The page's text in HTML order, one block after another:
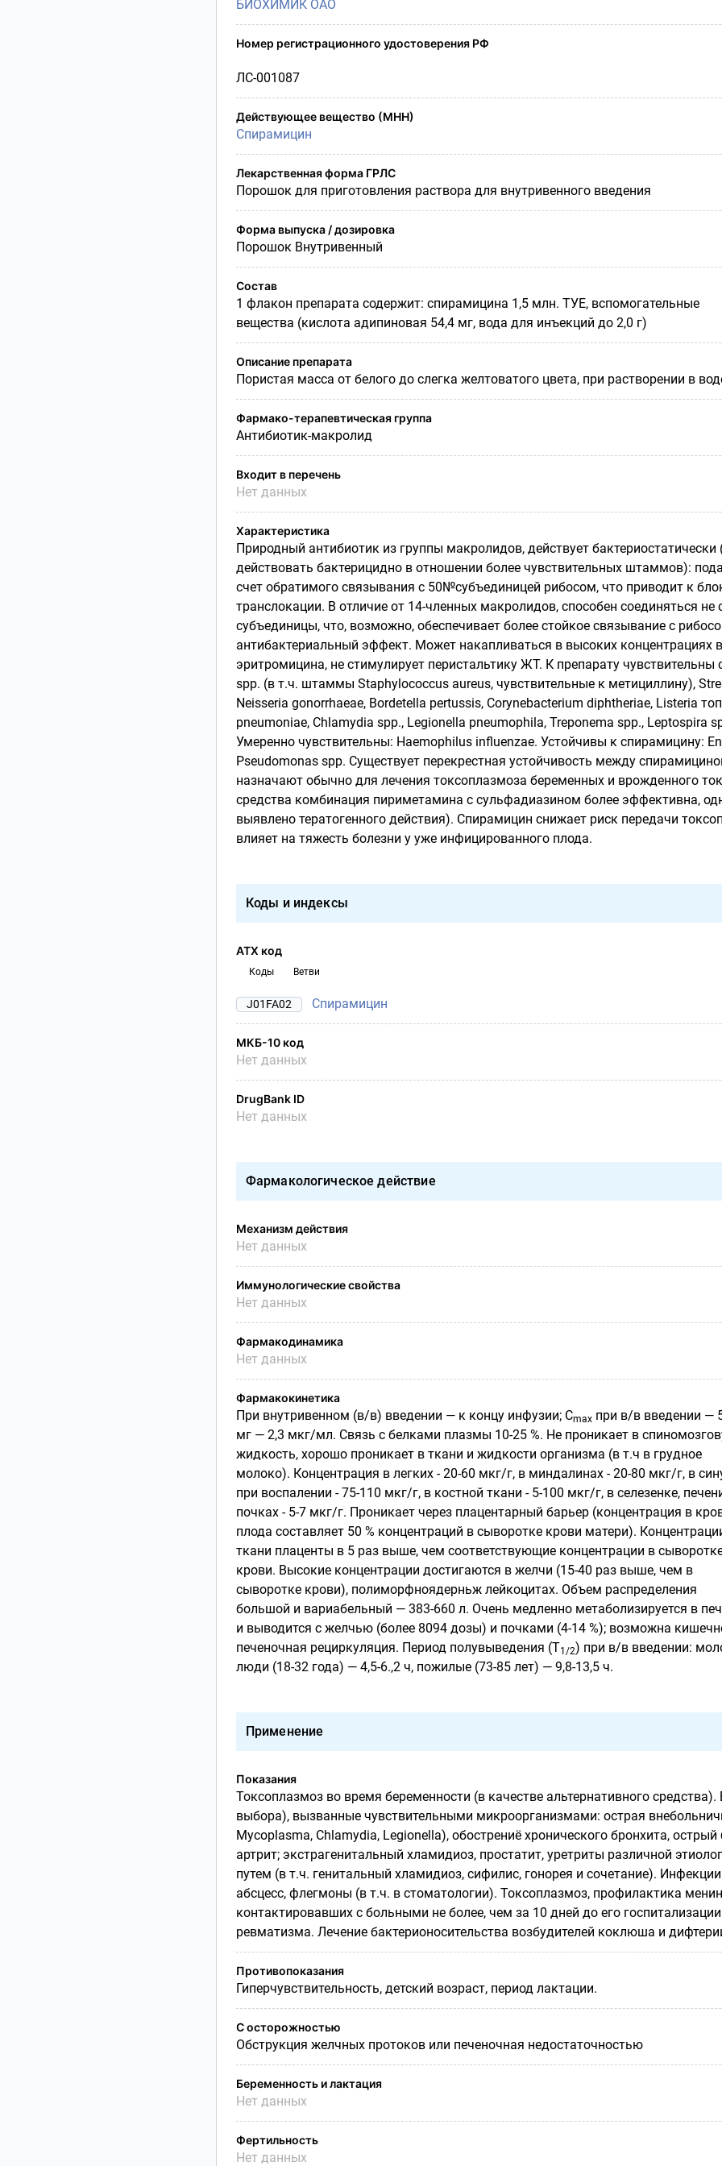
БИОХИМИК ОАО
Номер регистрационного удостоверения РФ
ЛС-001087
Действующее вещество (МНН)
Спирамицин
Лекарственная форма ГРЛС
Порошок для приготовления раствора для внутривенного введения
Форма выпуска / дозировка
Порошок Внутривенный
Состав
1 флакон препарата содержит: спирамицина 1,5 млн. ТУЕ, вспомогательные
вещества (кислота адипиновая 54,4 мг, вода для инъекций до 2,0 г)
Описание препарата
Пористая масса от белого до слегка желтоватого цвета, при растворении в
Фармако-терапевтическая группа
Антибиотик-макролид
Входит в перечень
Нет данных
Характеристика
Природный антибиотик из группы макролидов, действует
действовать бактерицидно в отношении более чувствительных штаммов):
счет обратимого связывания с 50№субъединицей рибосом, что приводит к
транслокации. В отличие от 14-членных макролидов, способен соединяться
субъединицы, что, возможно, обеспечивает более стойкое связывание с
антибактериальный эффект. Может накапливаться в высоких концентрациях
эритромицина, не стимулирует перистальтику ЖТ. К препарату
spp. (в т.ч. штаммы Staphylococcus aureus, чувствительные к метициллину),
Neisseria gonorrhaeae, Bordetella pertussis, Corynebacterium diphtheriae, Listeria
pneumoniae, Chlamydia spp., Legionella pneumophila, Treponema spp., Leptospira
Умеренно чувствительны: Haemophilus influenzae. Устойчивы к спирамицину:
Pseudomonas spp. Существует перекрестная устойчивость между
назначают обычно для лечения токсоплазмоза беременных и врожденного
средства комбинация пириметамина с сульфадиазином более эффективна,
выявлено тератогенного действия). Спирамицин снижает риск передачи
влияет на тяжесть болезни у уже инфицированного плода.
Коды и индексы
АТХ код
Коды Ветви
J01FA02 Спирамицин
МКБ-10 код
Нет данных
DrugBank ID
Нет данных
Фармакологическое действие
Механизм действия
Нет данных
Иммунологические свойства
Нет данных
Фармакодинамика
Нет данных
Фармакокинетика
При внутривенном (в/в) введении — к концу инфузии; Сmахпри в/в введении —
мг — 2,3 мкг/мл. Связь с белками плазмы 10-25 %. Не проникает в
жидкость, хорошо проникает в ткани и жидкости организма (в т.ч в грудное
молоко). Концентрация в легких - 20-60 мкг/г, в миндалинах - 20-80 мкг/г, в
при воспалении - 75-110 мкг/г, в костной ткани - 5-100 мкг/г, в селезенке,
почках - 5-7 мкг/г. Проникает через плацентарный барьер (концентрация в
плода составляет 50 % концентраций в сыворотке крови матери).
ткани плаценты в 5 раз выше, чем соответствующие концентрации в
крови. Высокие концентрации достигаются в желчи (15-40 раз выше, чем в
сыворотке крови), полиморфноядерньж лейкоцитах. Объем распределения
большой и вариабельный — 383-660 л. Очень медленно метаболизируется в
и выводится с желчью (более 8094 дозы) и почками (4-14 %); возможна
печеночная рециркуляция. Период полувыведения (Т1/2) при в/в введении:
люди (18-32 года) — 4,5-6.,2 ч, пожилые (73-85 лет) — 9,8-13,5 ч.
Применение
Показания
Токсоплазмоз во время беременности (в качестве альтернативного
выбора), вызванные чувствительными микроорганизмами: острая
Mycoplasma, Chlamydia, Legionella), обострениё хронического бронхита, острый
артрит; экстрагенитальный хламидиоз, простатит, уретриты различной
путем (в т.ч. генитальный хламидиоз, сифилис, гонорея и сочетание).
абсцесс, флегмоны (в т.ч. в стоматологии). Токсоплазмоз, профилактика
контактировавших с больными не более, чем за 10 дней до его
ревматизма. Лечение бактерионосительства возбудителей коклюша и
Противопоказания
Гиперчувствительность, детский возраст, период лактации.
С осторожностью
Обструкция желчных протоков или печеночная недостаточностью
Беременность и лактация
Нет данных
Фертильность
Нет данных